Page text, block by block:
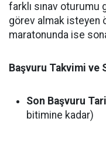
farklı sınav oturumu
görev almak isteyen
maratonunda ise
Başvuru Takvimi ve
Son Başvuru
bitimine kadar)